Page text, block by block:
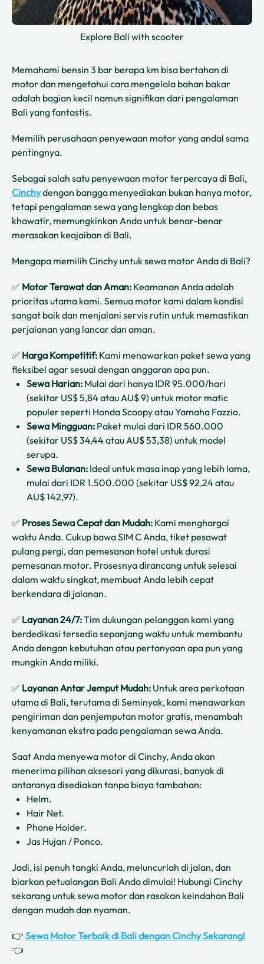
Explore Bali with scooter
Memahami bensin 3 bar berapa km bisa bertahan di
motor dan mengetahui cara mengelola bahan bakar
adalah bagian kecil namun signifikan dari pengalaman
Bali yang fantastis.
Memilih perusahaan penyewaan motor yang andal sama
pentingnya.
Sebagai salah satu penyewaan motor terpercaya di Bali,
Cinchydengan bangga menyediakan bukan hanya motor,
tetapi pengalaman sewa yang lengkap dan bebas
khawatir, memungkinkan Anda untuk benar-benar
merasakan keajaiban di Bali.
Mengapa memilih Cinchy untuk sewa motor Anda di Bali?
✅ Motor Terawat dan Aman: Keamanan Anda adalah
prioritas utama kami. Semua motor kami dalam kondisi
sangat baik dan menjalani servis rutin untuk memastikan
perjalanan yang lancar dan aman.
✅ Harga Kompetitif: Kami menawarkan paket sewa yang
fleksibel agar sesuai dengan anggaran apa pun.
Sewa Harian: Mulai dari hanya IDR 95.000/hari
(sekitar US$ 5,84 atau AU$ 9) untuk motor matic
populer seperti Honda Scoopy atau Yamaha Fazzio.
Sewa Mingguan: Paket mulai dari IDR 560.000
(sekitar US$ 34,44 atau AU$ 53,38) untuk model
serupa.
Sewa Bulanan: Ideal untuk masa inap yang lebih lama,
mulai dari IDR 1.500.000 (sekitar US$ 92,24 atau
AU$ 142,97).
✅ Proses Sewa Cepat dan Mudah: Kami menghargai
waktu Anda. Cukup bawa SIM C Anda, tiket pesawat
pulang pergi, dan pemesanan hotel untuk durasi
pemesanan motor. Prosesnya dirancang untuk selesai
dalam waktu singkat, membuat Anda lebih cepat
berkendara di jalanan.
✅ Layanan 24/7:Tim dukungan pelanggan kami yang
berdedikasi tersedia sepanjang waktu untuk membantu
Anda dengan kebutuhan atau pertanyaan apa pun yang
mungkin Anda miliki.
✅ Layanan Antar Jemput Mudah: Untuk area perkotaan
utama di Bali, terutama di Seminyak, kami menawarkan
pengiriman dan penjemputan motor gratis, menambah
kenyamanan ekstra pada pengalaman sewa Anda.
Saat Anda menyewa motor di Cinchy, Anda akan
menerima pilihan aksesori yang dikurasi, banyak di
antaranya disediakan tanpa biaya tambahan:
Helm.
Hair Net.
Phone Holder.
Jas Hujan / Ponco.
Jadi, isi penuh tangki Anda, meluncurlah di jalan, dan
biarkan petualangan Bali Anda dimulai! Hubungi Cinchy
sekarang untuk sewa motor dan rasakan keindahan Bali
dengan mudah dan nyaman.
👉 Sewa Motor Terbaik di Bali dengan Cinchy Sekarang!
👈